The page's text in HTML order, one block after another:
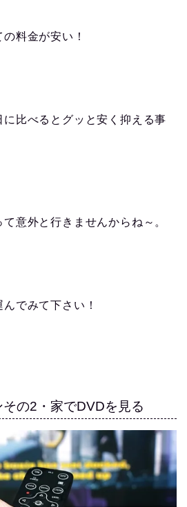
料金が安い！
比べるとグッと安く抑える事
意外と行きませんからね～。
でみて下さい！
の2・家でDVDを見る